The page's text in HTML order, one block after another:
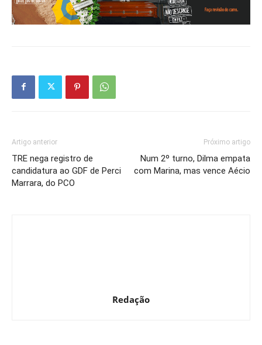
Artigo anterior
TRE nega registro de
candidatura ao GDF de Perci
Marrara, do PCO
Próximo artigo
Num 2º turno, Dilma empata
com Marina, mas vence Aécio
Redação